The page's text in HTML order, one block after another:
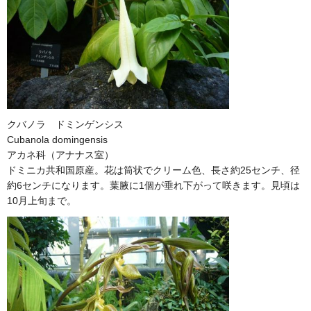
クバノラ ドミンゲンシス
Cubanola domingensis
アカネ科（アナナス室）
ドミニカ共和国原産。花は筒状でクリーム色、長さ約25センチ、径
約6センチになります。葉腋に1個が垂れ下がって咲きます。見頃は
10月上旬まで。